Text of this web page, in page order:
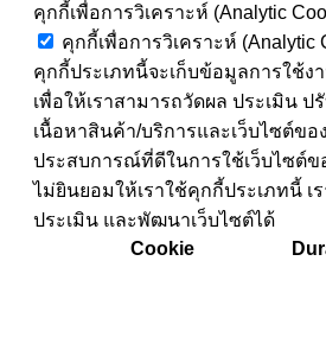
คุกกี้เพื่อการวิเคราะห์ (Analytic
คุกกี้เพื่อการวิเคราะห์ (Analytic
คุกกี้ประเภทนี้จะเก็บข้อมูลการใช้ง
เพื่อให้เราสามารถวัดผล ประเมิน
เนื้อหาสินค้า/บริการและเว็บไซต์ของ
ประสบการณ์ที่ดีในการใช้เว็บไซต์
ไม่ยินยอมให้เราใช้คุกกี้ประเภทนี้ เ
ประเมิน และพัฒนาเว็บไซต์ได้
Cookie